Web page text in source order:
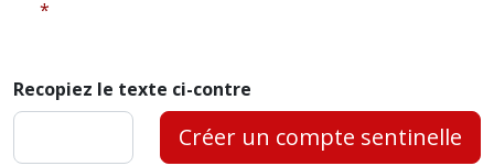
Recopiez le texte ci-contre
Créer un compte sentinelle